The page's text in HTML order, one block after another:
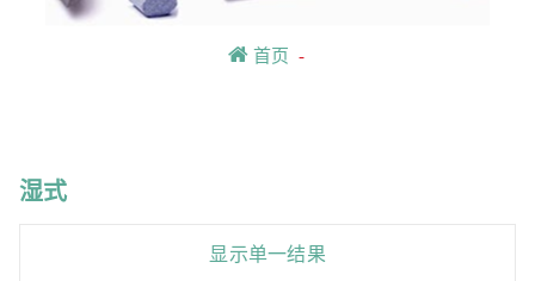
首页 -
湿式
显示单一结果